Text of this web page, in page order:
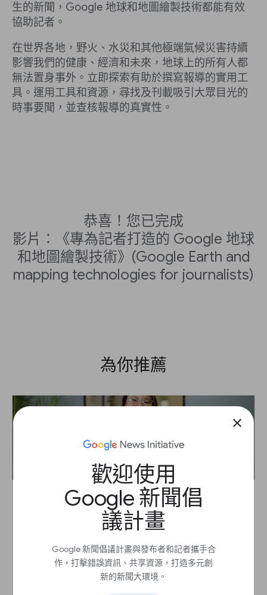
close
歡迎使用
Google 新聞倡
議計畫
Google 新聞倡議計畫與發布者和記者攜手合
作，打擊錯誤資訊、共享資源，打造多元創
新的新聞大環境。
生的新聞，Google 地球和地圖繪製技術都能有效
協助記者。
在世界各地，野火、水災和其他極端氣候災害持續
影響我們的健康、經濟和未來，地球上的所有人都
無法置身事外。立即探索有助於撰寫報導的實用工
具。運用工具和資源，尋找及刊載吸引大眾目光的
時事要聞，並查核報導的真實性。
恭喜！您已完成
影片：《專為記者打造的 Google 地球
和地圖繪製技術》(Google Earth and
mapping technologies for journalists)
為你推薦
吸引更多首次造訪的讀者成為訂閱者